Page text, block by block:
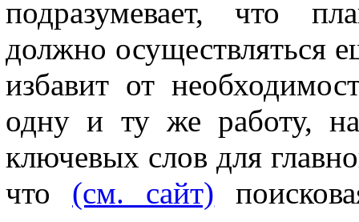
подразумевает, что
должно осуществляться
избавит от
одну и ту же работу,
ключевых слов для
что (см. сайт)